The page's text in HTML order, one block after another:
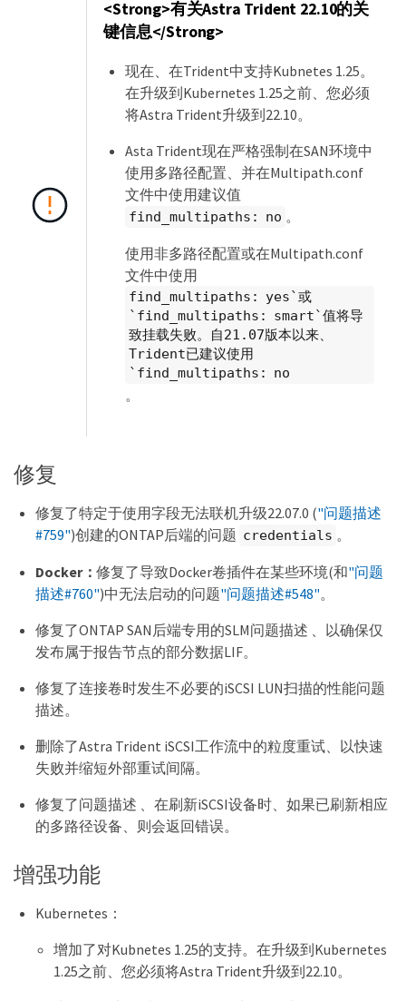
<Strong>有关Astra Trident 22.10的关
键信息</Strong>
现在、在Trident中支持Kubnetes 1.25。
在升级到Kubernetes 1.25之前、您必须
将Astra Trident升级到22.10。
Asta Trident现在严格强制在SAN环境中
使用多路径配置、并在Multipath.conf
文件中使用建议值
find_multipaths: no 。
使用非多路径配置或在Multipath.conf
文件中使用
find_multipaths: yes`或
`find_multipaths: smart`值将导
致挂载失败。自21.07版本以来、
Trident已建议使用
`find_multipaths: no
。
修复
修复了特定于使用字段无法联机升级22.07.0 ("问题描述
#759")创建的ONTAP后端的问题 credentials 。
Docker：修复了导致Docker卷插件在某些环境(和"问题
描述#760")中无法启动的问题"问题描述#548"。
修复了ONTAP SAN后端专用的SLM问题描述 、以确保仅
发布属于报告节点的部分数据LIF。
修复了连接卷时发生不必要的iSCSI LUN扫描的性能问题
描述。
删除了Astra Trident iSCSI工作流中的粒度重试、以快速
失败并缩短外部重试间隔。
修复了问题描述 、在刷新iSCSI设备时、如果已刷新相应
的多路径设备、则会返回错误。
增强功能
Kubernetes：
增加了对Kubnetes 1.25的支持。在升级到Kubernetes
1.25之前、您必须将Astra Trident升级到22.10。